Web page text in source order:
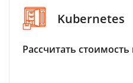
Kubernetes
Рассчитать